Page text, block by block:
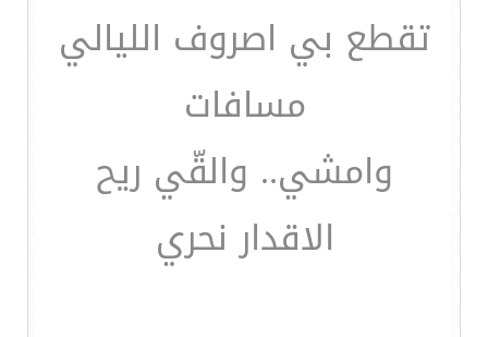
تقطع بي اصروف الليالي
مسافات
وامشي.. والقّي ريح
الاقدار نحري